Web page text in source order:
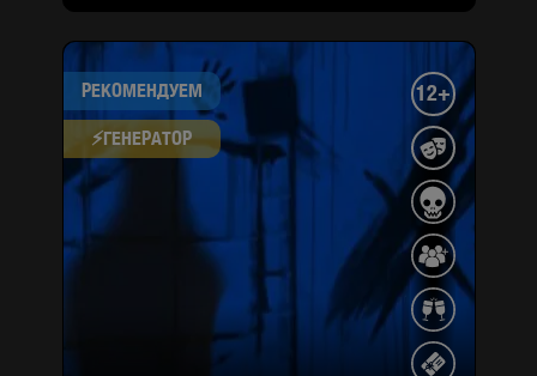
РЕКОМЕНДУЕМ
⚡​ГЕНЕРАТОР
12+